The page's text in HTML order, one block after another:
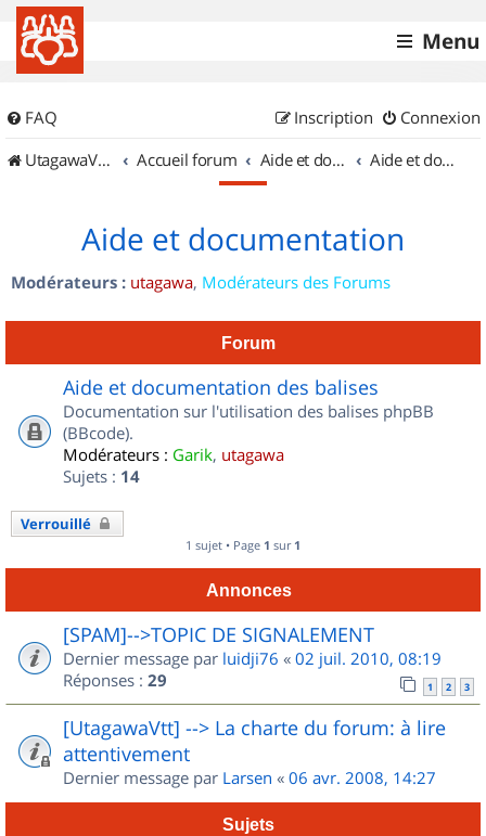
Menu
FAQ Connexion
Inscription
UtagawaVTT (Randos VTT et VTTAE avec traces GPS)
Accueil forum Aide et documentation Aide et documentation
Aide et documentation
Modérateurs : utagawa, Modérateurs des Forums
Forum
Aide et documentation des balises
Documentation sur l'utilisation des balises phpBB
(BBcode).
Modérateurs : Garik, utagawa
Sujets : 14
Verrouillé
1 sujet • Page 1 sur 1
Annonces
[SPAM]-->TOPIC DE SIGNALEMENT
Dernier message par luidji76 « 02 juil. 2010, 08:19
Réponses : 29 1 2 3
[UtagawaVtt] --> La charte du forum: à lire
attentivement
Dernier message par Larsen « 06 avr. 2008, 14:27
Sujets